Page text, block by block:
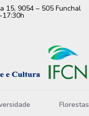
15, 9054 – 505 Funchal
Florestas